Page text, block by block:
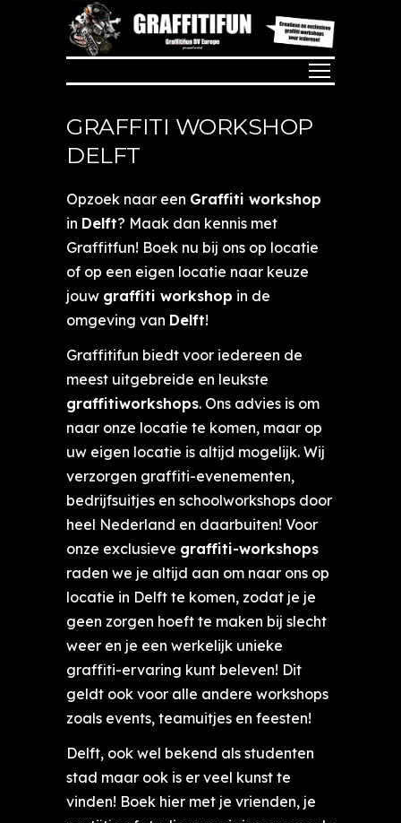
GRAFFITI WORKSHOP
DELFT
Opzoek naar een Graffiti workshop
in Delft? Maak dan kennis met
Graffitfun! Boek nu bij ons op locatie
of op een eigen locatie naar keuze
jouw graffiti workshop in de
omgeving van Delft!
Graffitifun biedt voor iedereen de
meest uitgebreide en leukste
graffitiworkshops. Ons advies is om
naar onze locatie te komen, maar op
uw eigen locatie is altijd mogelijk. Wij
verzorgen graffiti-evenementen,
bedrijfsuitjes en schoolworkshops door
heel Nederland en daarbuiten! Voor
onze exclusieve graffiti-workshops
raden we je altijd aan om naar ons op
locatie in Delft te komen, zodat je je
geen zorgen hoeft te maken bij slecht
weer en je een werkelijk unieke
graffiti-ervaring kunt beleven! Dit
geldt ook voor alle andere workshops
zoals events, teamuitjes en feesten!
Delft, ook wel bekend als studenten
stad maar ook is er veel kunst te
vinden! Boek hier met je vrienden, je